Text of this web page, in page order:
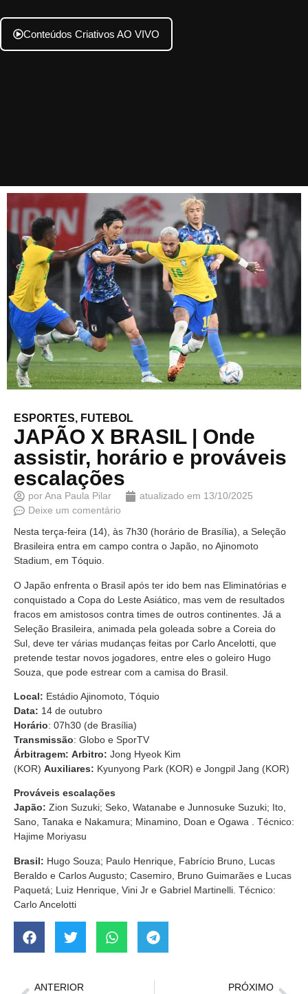
Conteúdos Criativos AO VIVO
ESPORTES, FUTEBOL
JAPÃO X BRASIL | Onde
assistir, horário e prováveis
escalações
porAna Paula Pilar atualizado em 13/10/2025
Deixe um comentário
Nesta terça-feira (14), às 7h30 (horário de Brasília), a Seleção
Brasileira entra em campo contra o Japão, no Ajinomoto
Stadium, em Tóquio.
O Japão enfrenta o Brasil após ter ido bem nas Eliminatórias e
conquistado a Copa do Leste Asiático, mas vem de resultados
fracos em amistosos contra times de outros continentes. Já a
Seleção Brasileira, animada pela goleada sobre a Coreia do
Sul, deve ter várias mudanças feitas por Carlo Ancelotti, que
pretende testar novos jogadores, entre eles o goleiro Hugo
Souza, que pode estrear com a camisa do Brasil.
Local: Estádio Ajinomoto, Tóquio
Data: 14 de outubro
Horário: 07h30 (de Brasília)
Transmissão: Globo e SporTV
Árbitragem: Arbitro: Jong Hyeok Kim
(KOR) Auxiliares: Kyunyong Park (KOR) e Jongpil Jang (KOR)
Prováveis escalações
Japão: Zion Suzuki; Seko, Watanabe e Junnosuke Suzuki; Ito,
Sano, Tanaka e Nakamura; Minamino, Doan e Ogawa . Técnico:
Hajime Moriyasu
Brasil: Hugo Souza; Paulo Henrique, Fabrício Bruno, Lucas
Beraldo e Carlos Augusto; Casemiro, Bruno Guimarães e Lucas
Paquetá; Luiz Henrique, Vini Jr e Gabriel Martinelli. Técnico:
Carlo Ancelotti
ANTERIOR PRÓXIMO